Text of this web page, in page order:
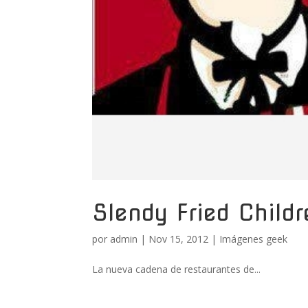
Slendy Fried
por admin | Nov 15, 2012 | Imágenes geek
La nueva cadena de restaurantes de...